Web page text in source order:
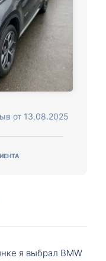
от 13.08.2025
я выбрал BMW